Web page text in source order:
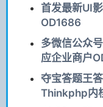
首发最新UI
OD1686
多微信公众
应企业商户
夺宝答题王
Thinkphp内